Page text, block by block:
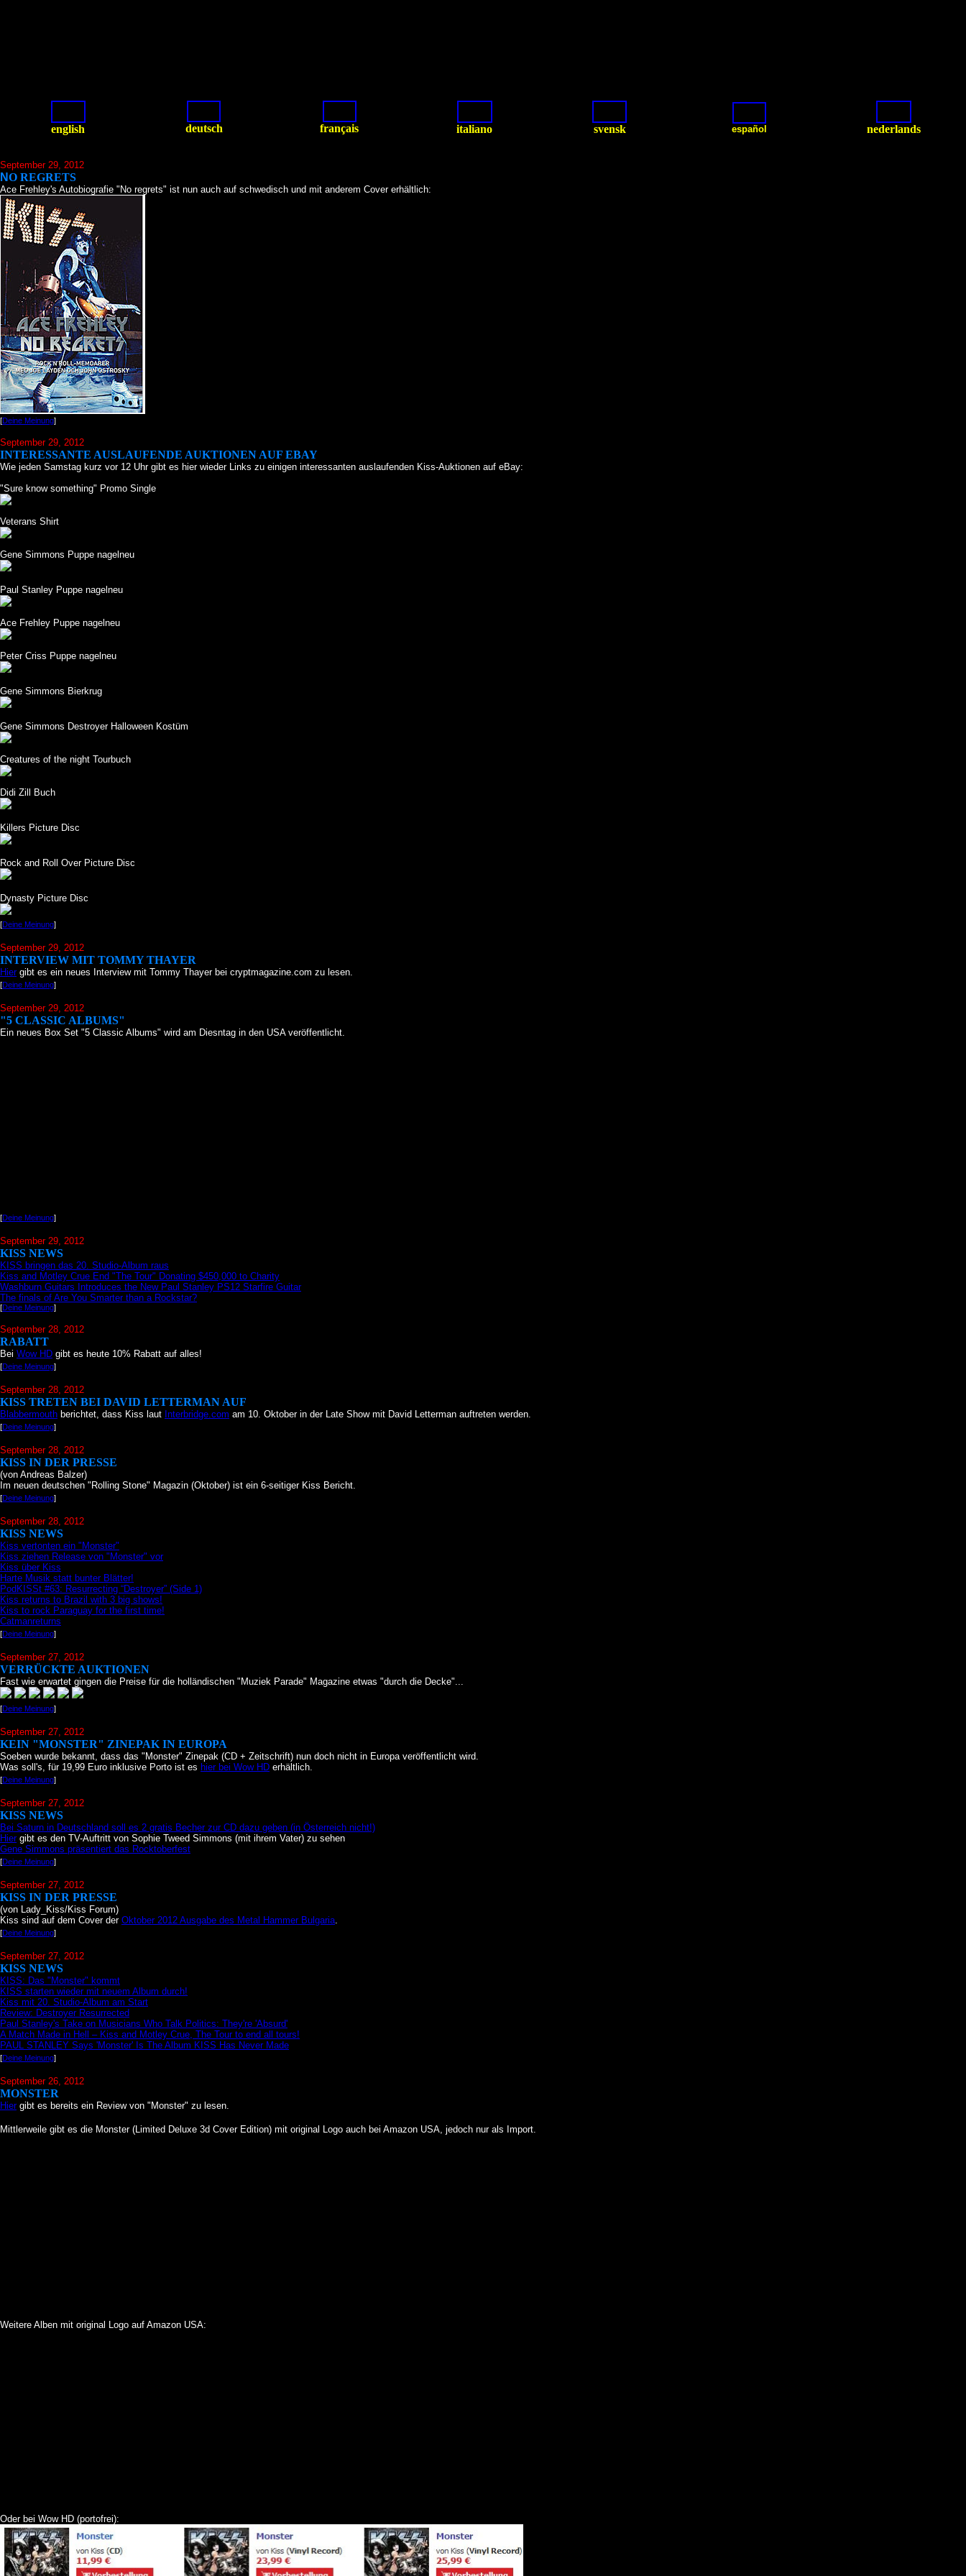
english deutsch français italiano svensk español nederlands
September 29, 2012
NO REGRETS
Ace Frehley's Autobiografie "No regrets" ist nun auch auf schwedisch und mit anderem Cover erhältlich:
[Deine Meinung]
September 29, 2012
INTERESSANTE AUSLAUFENDE AUKTIONEN AUF EBAY
Wie jeden Samstag kurz vor 12 Uhr gibt es hier wieder Links zu einigen interessanten auslaufenden Kiss-Auktionen auf eBay:
"Sure know something" Promo Single
Veterans Shirt
Gene Simmons Puppe nagelneu
Paul Stanley Puppe nagelneu
Ace Frehley Puppe nagelneu
Peter Criss Puppe nagelneu
Gene Simmons Bierkrug
Gene Simmons Destroyer Halloween Kostüm
Creatures of the night Tourbuch
Didi Zill Buch
Killers Picture Disc
Rock and Roll Over Picture Disc
Dynasty Picture Disc
[Deine Meinung]
September 29, 2012
INTERVIEW MIT TOMMY THAYER
Hiergibt es ein neues Interview mit Tommy Thayer bei cryptmagazine.com zu lesen.
[Deine Meinung]
September 29, 2012
"5 CLASSIC ALBUMS"
Ein neues Box Set "5 Classic Albums" wird am Diesntag in den USA veröffentlicht.
[Deine Meinung]
September 29, 2012
KISS NEWS
KISS bringen das 20. Studio-Album raus
Kiss and Motley Crue End "The Tour" Donating $450,000 to Charity
Washburn Guitars Introduces the New Paul Stanley PS12 Starfire Guitar
The finals of Are You Smarter than a Rockstar?
[Deine Meinung]
September 28, 2012
RABATT
Bei Wow HD gibt es heute 10% Rabatt auf alles!
[Deine Meinung]
September 28, 2012
KISS TRETEN BEI DAVID LETTERMAN AUF
Blabbermouth berichtet, dass Kiss laut Interbridge.com am 10. Oktober in der Late Show mit David Letterman auftreten werden.
[Deine Meinung]
September 28, 2012
KISS IN DER PRESSE
(von Andreas Balzer)
Im neuen deutschen "Rolling Stone" Magazin (Oktober) ist ein 6-seitiger Kiss Bericht.
[Deine Meinung]
September 28, 2012
KISS NEWS
Kiss vertonten ein "Monster"
Kiss ziehen Release von "Monster" vor
Kiss über Kiss
Harte Musik statt bunter Blätter!
PodKISSt #63: Resurrecting “Destroyer” (Side 1)
Kiss returns to Brazil with 3 big shows!
Kiss to rock Paraguay for the first time!
Catmanreturns
[Deine Meinung]
September 27, 2012
VERRÜCKTE AUKTIONEN
Fast wie erwartet gingen die Preise für die holländischen "Muziek Parade" Magazine etwas "durch die Decke"...
[Deine Meinung]
September 27, 2012
KEIN "MONSTER" ZINEPAK IN EUROPA
Soeben wurde bekannt, dass das "Monster" Zinepak (CD + Zeitschrift) nun doch nicht in Europa veröffentlicht wird.
Was soll's, für 19,99 Euro inklusive Porto ist es hier bei Wow HD erhältlich.
[Deine Meinung]
September 27, 2012
KISS NEWS
Bei Saturn in Deutschland soll es 2 gratis Becher zur CD dazu geben (in Österreich nicht!)
Hiergibt es den TV-Auftritt von Sophie Tweed Simmons (mit ihrem Vater) zu sehen
Gene Simmons präsentiert das Rocktoberfest
[Deine Meinung]
September 27, 2012
KISS IN DER PRESSE
(von Lady_Kiss/Kiss Forum)
Kiss sind auf dem Cover der Oktober 2012 Ausgabe des Metal Hammer Bulgaria.
[Deine Meinung]
September 27, 2012
KISS NEWS
KISS: Das "Monster" kommt
KISS starten wieder mit neuem Album durch!
Kiss mit 20. Studio-Album am Start
Review: Destroyer Resurrected
Paul Stanley's Take on Musicians Who Talk Politics: They're 'Absurd'
A Match Made in Hell – Kiss and Motley Crue, The Tour to end all tours!
PAUL STANLEY Says 'Monster' Is The Album KISS Has Never Made
[Deine Meinung]
September 26, 2012
MONSTER
Hiergibt es bereits ein Review von "Monster" zu lesen.
Mittlerweile gibt es die Monster (Limited Deluxe 3d Cover Edition) mit original Logo auch bei Amazon USA, jedoch nur als Import.
Weitere Alben mit original Logo auf Amazon USA:
Oder bei Wow HD (portofrei):